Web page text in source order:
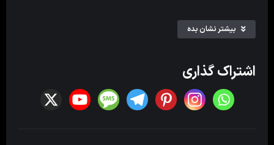
دانلود جلسه ۴
بیشتر نشان بده
اشتراک گذاری